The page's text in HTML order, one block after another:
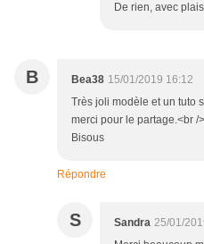
De rien, avec
B Bea38 15/01/2019 16:12
Très joli modèle et un tuto
merci pour le partage.<br /
Bisous
Répondre
S Sandra 25/01/